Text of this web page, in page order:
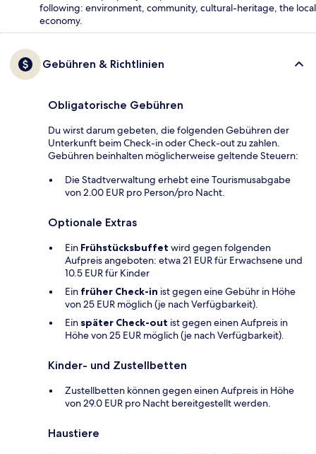
following: environment, community, cultural-heritage, the local
economy.
Gebühren & Richtlinien
Obligatorische Gebühren
Du wirst darum gebeten, die folgenden Gebühren der
Unterkunft beim Check-in oder Check-out zu zahlen.
Gebühren beinhalten möglicherweise geltende Steuern:
Die Stadtverwaltung erhebt eine Tourismusabgabe
von 2.00 EUR pro Person/pro Nacht.
Optionale Extras
Ein Frühstücksbuffet wird gegen folgenden
Aufpreis angeboten: etwa 21 EUR für Erwachsene und
10.5 EUR für Kinder
Ein früher Check-in ist gegen eine Gebühr in Höhe
von 25 EUR möglich (je nach Verfügbarkeit).
Ein später Check-out ist gegen einen Aufpreis in
Höhe von 25 EUR möglich (je nach Verfügbarkeit).
Kinder- und Zustellbetten
Zustellbetten können gegen einen Aufpreis in Höhe
von 29.0 EUR pro Nacht bereitgestellt werden.
Haustiere